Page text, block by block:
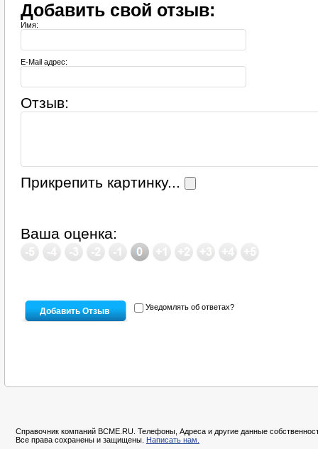
Добавить свой отзыв:
Имя:
E-Mail адрес:
Отзыв:
Прикрепить картинку...
Ваша оценка:
Уведомлять об ответах?
Справочник компаний BCME.RU. Телефоны, Адреса и другие данные
Все права сохранены и защищены. Написать нам.